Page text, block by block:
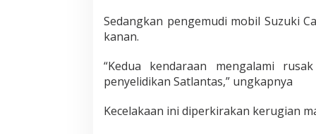
t
,
t
u
a
Sedangkan pengemudi mobil Suzuki
kanan.
“Kedua kendaraan mengalami
penyelidikan Satlantas,” ungkapnya
Kecelakaan ini diperkirakan kerugian